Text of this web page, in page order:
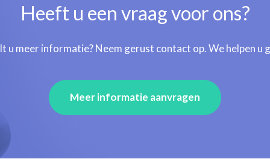
Heeft u een vraag voor ons?
u meer informatie? Neem gerust contact op. We helpen u
Meer informatie aanvragen